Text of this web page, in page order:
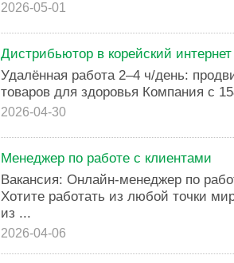
2026-05-01
Дистрибьютор в корейский
Удалённая работа 2–4 ч/день:
товаров для здоровья Компания с
2026-04-30
Менеджер по работе с клиентами
Вакансия: Онлайн-менеджер по
Хотите работать из любой точки
из ...
2026-04-06